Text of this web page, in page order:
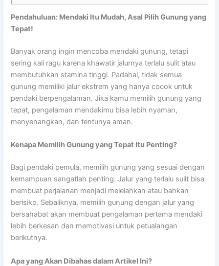
Pendahuluan: Mendaki Itu Mudah, Asal Pilih Gunung yang
Tepat!
Banyak orang ingin mencoba mendaki gunung, tetapi
sering kali ragu karena khawatir jalurnya terlalu sulit atau
membutuhkan stamina tinggi. Padahal, tidak semua
gunung memiliki jalur ekstrem yang hanya cocok untuk
pendaki berpengalaman. Jika kamu memilih gunung yang
tepat, pengalaman mendakimu bisa lebih nyaman,
menyenangkan, dan tentunya aman.
Kenapa Memilih Gunung yang Tepat Itu Penting?
Bagi pendaki pemula, memilih gunung yang sesuai dengan
kemampuan sangatlah penting. Jalur yang terlalu sulit bisa
membuat perjalanan menjadi melelahkan atau bahkan
berisiko. Sebaliknya, memilih gunung dengan jalur yang
bersahabat akan membuat pengalaman pertama mendaki
lebih berkesan dan memotivasi untuk petualangan
berikutnya.
Apa yang Akan Dibahas dalam Artikel Ini?